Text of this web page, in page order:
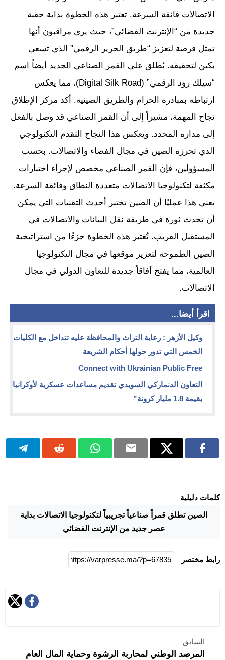
الاتصالات فائقة السرعة. تعتبر هذه الخطوة بداية حقبة
جديدة من “الإنترنت الفضائي”، حيث يرى مراقبون أنها
تمثل فرصة لتعزيز “طريق الحرير الرقمي” الذي تسعى
بكين لتحقيقه. يُطلق على القمر الصناعي الجديد أيضاً اسم
“سيلك رود الرقمي” (Digital Silk Road)، مما يعكس
ارتباطه بمبادرة الحزام والطريق الصينية. أكد مركز الإطلاق
نجاح المهمة، مشيراً إلى أن القمر الصناعي قد وصل بالفعل
إلى مداره المحدد. ويعكس هذا النجاح التقدم التكنولوجي
الذي تحرزه الصين في مجال الفضاء والاتصالات. بحسب
المسؤولين، فإن القمر الصناعي مخصص لإجراء اختبارات
مكثفة لتكنولوجيا الاتصالات متعددة النطاق وفائقة السرعة.
يعني هذا عمليًا أن الصين تختبر أحدث التقنيات التي يمكن
أن تحدث ثورة في طريقة نقل البيانات والاتصالات في
المستقبل القريب. تُعتبر هذه الخطوة جزءًا من استراتيجية
الصين الطموحة لتعزيز موقعها في مجال التكنولوجيا
العالمية، مما يفتح آفاقاً جديدة للتعاون الدولي في مجال
الاتصالات.
اقرأ أيضا...
وكيل الأزهر : رعاية التراث والمحافظة عليه تتداخل مع الكليات
الخمس التي تدور حولها أحكام الشريعة
Connect with Ukrainian Public Free
التعاون الدنماركي السويدي تقديم مساعدات عسكرية لأوكرانيا
بقيمة 1.8 مليار كرونة”
كلمات دليلية
الصين تطلق قمراً صناعياً تجريبياً لتكنولوجيا الاتصالات بداية
عصر جديد من الإنترنت الفضائي
رابط مختصر
السابق
المرصد الوطني لمحاربة الرشوة وحماية المال العام